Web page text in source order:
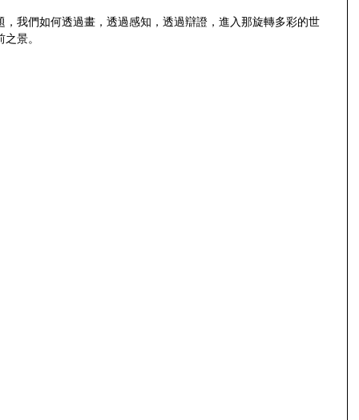
我們如何透過畫，透過感知，透過辯證，進入那旋轉多彩的世
景。